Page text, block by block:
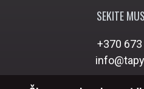
SEKITE
+370